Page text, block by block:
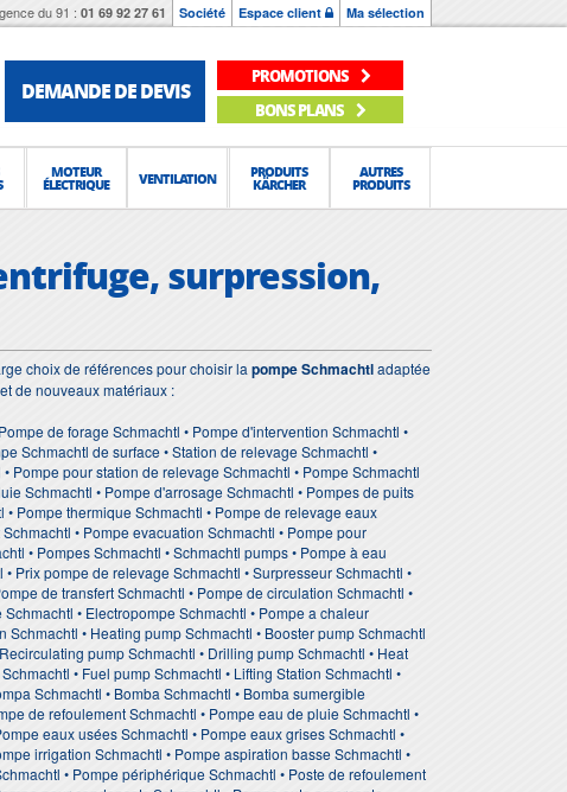
du 91 : 01 69 92 27 61 Société Espace client Ma sélection
DEMANDE DE DEVIS
PROMOTIONS
BONS PLANS
MOTEUR
ÉLECTRIQUE VENTILATION PRODUITS
KÄRCHER
AUTRES
PRODUITS
surpression,
choix de références pour choisir la pompe Schmachtladaptée
de nouveaux matériaux :
de forage Schmachtl • Pompe d'intervention Schmachtl •
Schmachtl de surface • Station de relevage Schmachtl •
Pompe pour station de relevage Schmachtl • Pompe Schmachtl
Schmachtl • Pompe d'arrosage Schmachtl • Pompes de puits
Pompe thermique Schmachtl • Pompe de relevage eaux
• Pompe evacuation Schmachtl • Pompe pour
• Pompes Schmachtl • Schmachtl pumps • Pompe à eau
Prix pompe de relevage Schmachtl • Surpresseur Schmachtl •
de transfert Schmachtl • Pompe de circulation Schmachtl •
• Electropompe Schmachtl • Pompe a chaleur
• Heating pump Schmachtl • Booster pump Schmachtl
pump Schmachtl • Drilling pump Schmachtl • Heat
• Fuel pump Schmachtl • Lifting Station Schmachtl •
Schmachtl • Bomba Schmachtl • Bomba sumergible
de refoulement Schmachtl • Pompe eau de pluie Schmachtl •
eaux usées Schmachtl • Pompe eaux grises Schmachtl •
irrigation Schmachtl • Pompe aspiration basse Schmachtl •
• Pompe périphérique Schmachtl • Poste de refoulement